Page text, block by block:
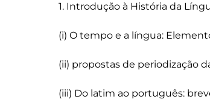
1. Introdução à História da
(i) O tempo e a língua:
(ii) propostas de periodização
(iii) Do latim ao português: